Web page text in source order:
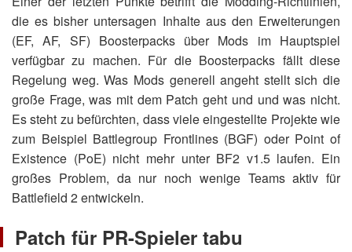
die es bisher untersagen Inhalte aus den Erweiterungen
(EF, AF, SF) Boosterpacks über Mods im Hauptspiel
verfügbar zu machen. Für die Boosterpacks fällt diese
Regelung weg. Was Mods generell angeht stellt sich die
große Frage, was mit dem Patch geht und und was nicht.
Es steht zu befürchten, dass viele eingestellte Projekte wie
zum Beispiel Battlegroup Frontlines (BGF) oder Point of
Existence (PoE) nicht mehr unter BF2 v1.5 laufen. Ein
großes Problem, da nur noch wenige Teams aktiv für
Battlefield 2 entwickeln.
Patch für PR-Spieler tabu